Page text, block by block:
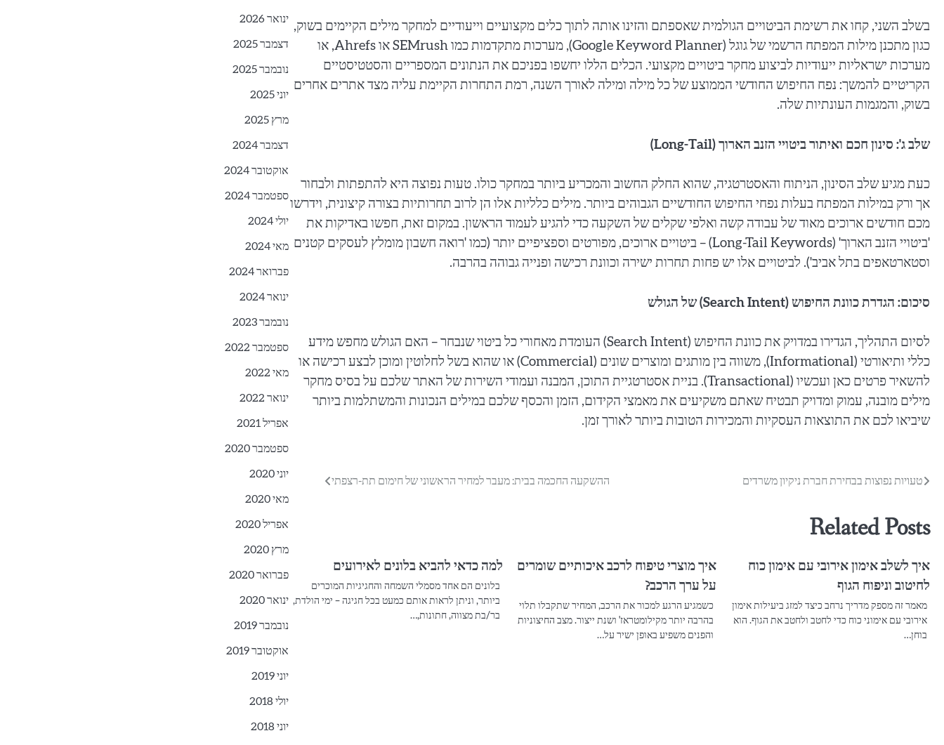
בשלב השני, קחו את רשימת הביטויים הגולמית שאספתם והזינו אותה לתוך כלים מקצועיים וייעודיים למחקר מילים הקיימים בשוק,
כגון מתכנן מילות המפתח הרשמי של גוגל (Google Keyword Planner), מערכות מתקדמות כמו SEMrush או Ahrefs, או
מערכות ישראליות ייעודיות לביצוע מחקר ביטויים מקצועי. הכלים הללו יחשפו בפניכם את הנתונים המספריים והסטטיסטיים
הקריטיים להמשך: נפח החיפוש החודשי הממוצע של כל מילה ומילה לאורך השנה, רמת התחרות הקיימת עליה מצד אתרים אחרים
בשוק, והמגמות העונתיות שלה.
שלב ג': סינון חכם ואיתור ביטויי הזנב הארוך (Long-Tail)
כעת מגיע שלב הסינון, הניתוח והאסטרטגיה, שהוא החלק החשוב והמכריע ביותר במחקר כולו. טעות נפוצה היא להתפתות ולבחור
אך ורק במילות המפתח בעלות נפחי החיפוש החודשיים הגבוהים ביותר. מילים כלליות אלו הן לרוב תחרותיות בצורה קיצונית, וידרשו
מכם חודשים ארוכים מאוד של עבודה קשה ואלפי שקלים של השקעה כדי להגיע לעמוד הראשון. במקום זאת, חפשו באדיקות את
'ביטויי הזנב הארוך' (Long-Tail Keywords) – ביטויים ארוכים, מפורטים וספציפיים יותר (כמו 'רואה חשבון מומלץ לעסקים קטנים
וסטארטאפים בתל אביב'). לביטויים אלו יש פחות תחרות ישירה וכוונת רכישה ופנייה גבוהה בהרבה.
סיכום: הגדרת כוונת החיפוש (Search Intent) של הגולש
לסיום התהליך, הגדירו במדויק את כוונת החיפוש (Search Intent) העומדת מאחורי כל ביטוי שנבחר – האם הגולש מחפש מידע
כללי ותיאורטי (Informational), משווה בין מותגים ומוצרים שונים (Commercial) או שהוא בשל לחלוטין ומוכן לבצע רכישה או
להשאיר פרטים כאן ועכשיו (Transactional). בניית אסטרטגיית התוכן, המבנה ועמודי השירות של האתר שלכם על בסיס מחקר
מילים מובנה, עמוק ומדויק תבטיח שאתם משקיעים את מאמצי הקידום, הזמן והכסף שלכם במילים הנכונות והמשתלמות ביותר
שיביאו לכם את התוצאות העסקיות והמכירות הטובות ביותר לאורך זמן.
ניווט
טעויות נפוצות בבחירת חברת ניקיון משרדים ההשקעה החכמה בבית: מעבר למחיר הראשוני של חימום תת-רצפתי
Related Posts
איך לשלב אימון אירובי עם אימון כוח
לחיטוב וניפוח הגוף
מאמר זה מספק מדריך נרחב כיצד למזג ביעילות אימון
אירובי עם אימוני כוח כדי לחטב ולחטב את הגוף. הוא
בוחן…
איך מוצרי טיפוח לרכב איכותיים שומרים
על ערך הרכב?
כשמגיע הרגע למכור את הרכב, המחיר שתקבלו תלוי
בהרבה יותר מקילומטראז' ושנת ייצור. מצב החיצוניות
והפנים משפיע באופן ישיר על…
למה כדאי להביא בלונים לאירועים
בלונים הם אחד מסמלי השמחה והחגיגיות המוכרים
ביותר, וניתן לראות אותם כמעט בכל חגיגה – ימי הולדת,
בר/בת מצווה, חתונות,…
ינואר 2026
דצמבר 2025
נובמבר 2025
יוני 2025
מרץ 2025
דצמבר 2024
אוקטובר 2024
ספטמבר 2024
יולי 2024
מאי 2024
פברואר 2024
ינואר 2024
נובמבר 2023
ספטמבר 2022
מאי 2022
ינואר 2022
אפריל 2021
ספטמבר 2020
יוני 2020
מאי 2020
אפריל 2020
מרץ 2020
פברואר 2020
ינואר 2020
נובמבר 2019
אוקטובר 2019
יוני 2019
יולי 2018
יוני 2018